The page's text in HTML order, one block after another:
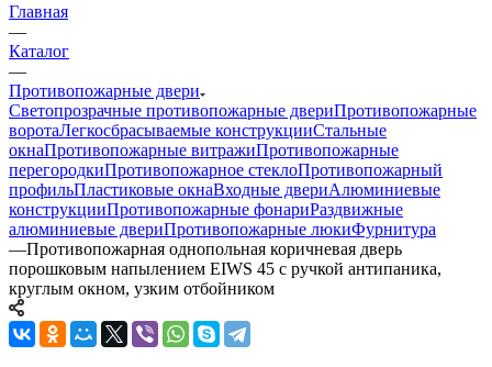
Главная
—
Каталог
—
Противопожарные двери
Светопрозрачные противопожарные двериПротивопожарные
воротаЛегкосбрасываемые конструкцииСтальные
окнаПротивопожарные витражиПротивопожарные
перегородкиПротивопожарное стеклоПротивопожарный
профильПластиковые окнаВходные двериАлюминиевые
конструкцииПротивопожарные фонариРаздвижные
алюминиевые двериПротивопожарные люкиФурнитура
—Противопожарная однопольная коричневая дверь
порошковым напылением EIWS 45 с ручкой антипаника,
круглым окном, узким отбойником